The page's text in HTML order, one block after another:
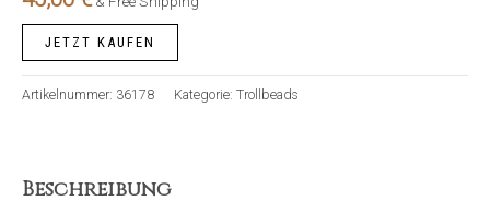
JETZT KAUFEN
Artikelnummer: 36178 Kategorie: Trollbeads
Beschreibung